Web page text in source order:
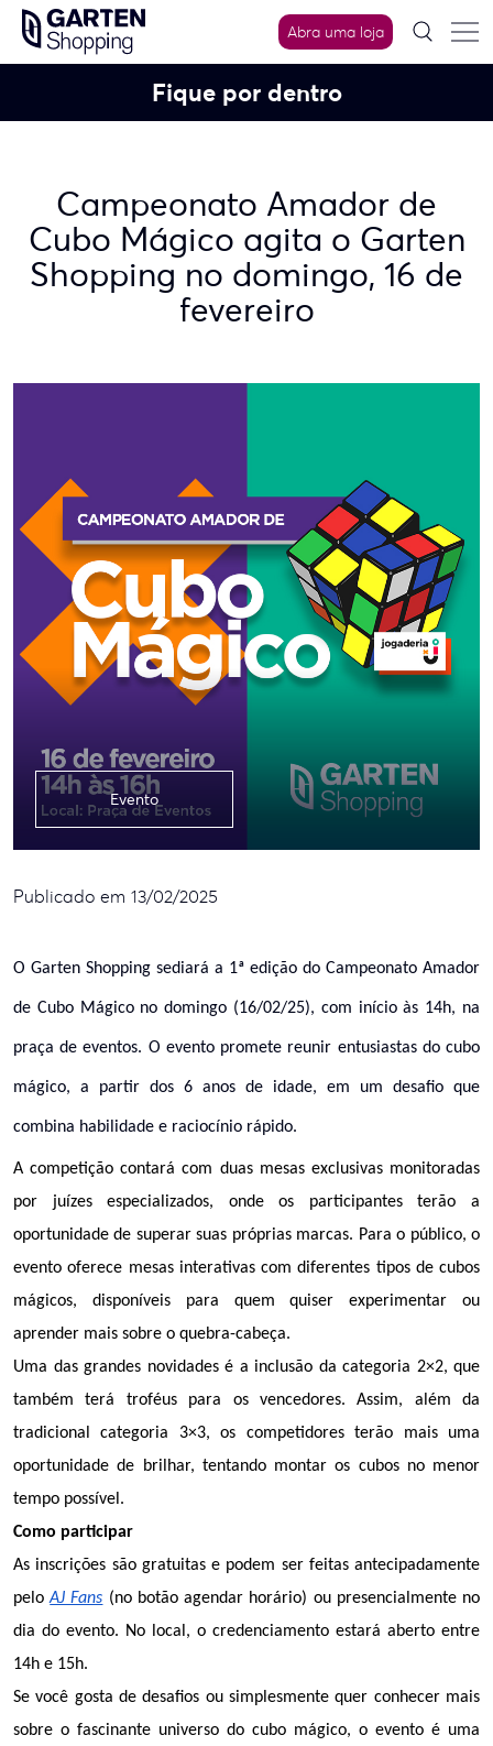
Skip
content
Abra uma loja
Fique por dentro
Campeonato Amador de
Cubo Mágico agita o Garten
Shopping no domingo, 16 de
fevereiro
Evento
Publicado em 13/02/2025
O Garten Shopping sediará a 1ª edição do Campeonato Amador
de Cubo Mágico no domingo (16/02/25), com início às 14h, na
praça de eventos. O evento promete reunir entusiastas do cubo
mágico, a partir dos 6 anos de idade, em um desafio que
combina habilidade e raciocínio rápido.
A competição contará com duas mesas exclusivas monitoradas
por juízes especializados, onde os participantes terão a
oportunidade de superar suas próprias marcas. Para o público, o
evento oferece mesas interativas com diferentes tipos de cubos
mágicos, disponíveis para quem quiser experimentar ou
aprender mais sobre o quebra-cabeça.
Uma das grandes novidades é a inclusão da categoria 2×2, que
também terá troféus para os vencedores. Assim, além da
tradicional categoria 3×3, os competidores terão mais uma
oportunidade de brilhar, tentando montar os cubos no menor
tempo possível.
Como participar
As inscrições são gratuitas e podem ser feitas antecipadamente
pelo AJ Fans (no botão agendar horário) ou presencialmente no
dia do evento. No local, o credenciamento estará aberto entre
14h e 15h.
Se você gosta de desafios ou simplesmente quer conhecer mais
sobre o fascinante universo do cubo mágico, o evento é uma